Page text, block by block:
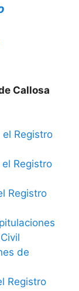
Callosa
Registro
Registro
Registro
de
Registro